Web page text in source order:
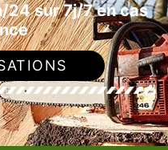
24 sur 7j/7 en cas